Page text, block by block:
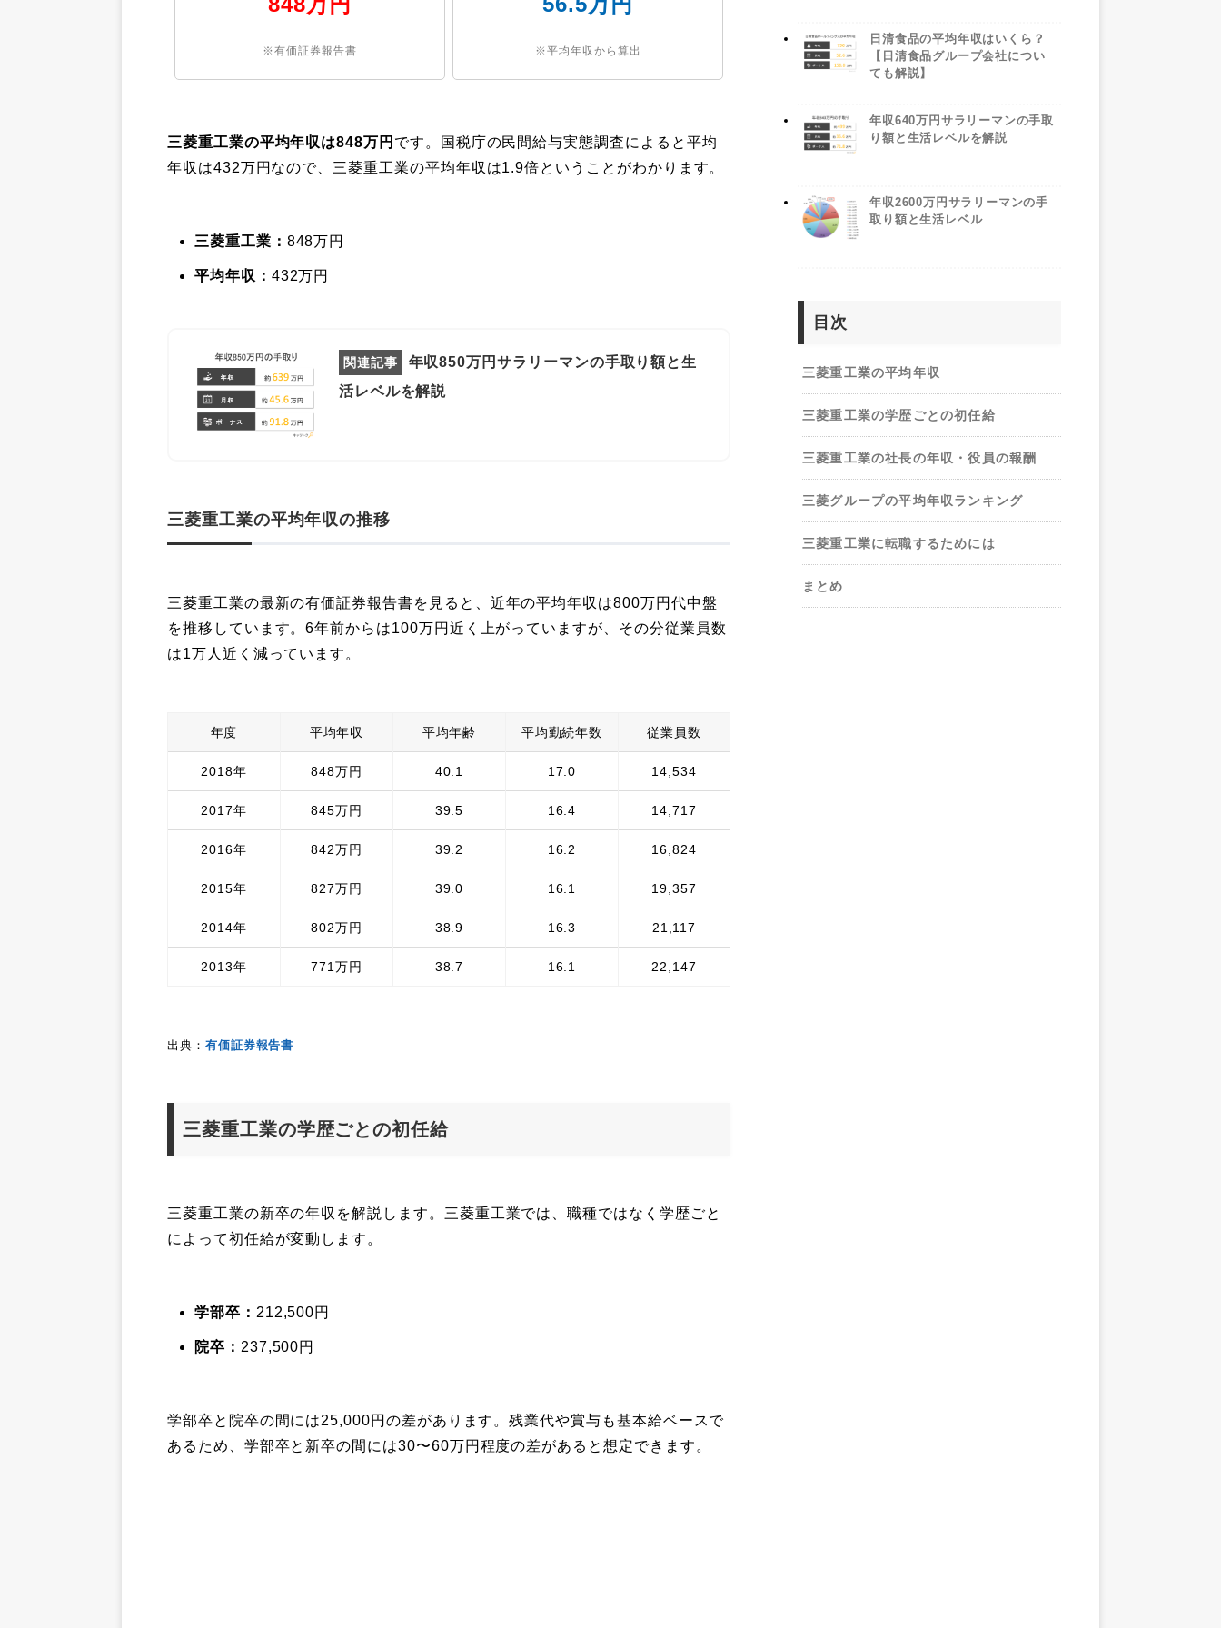
※有価証券報告書 ※平均年収から算出
三菱重工業の平均年収は848万円 です。国税庁の民間給与実態調査によると平均
年収は432万円なので、三菱重工業の平均年収は1.9倍ということがわかります。
三菱重工業： 848万円
平均年収： 432万円
年収850万円サラリーマンの手取り額と生
活レベルを解説
三菱重工業の平均年収の推移
三菱重工業の最新の有価証券報告書を見ると、近年の平均年収は800万円代中盤
を推移しています。6年前からは100万円近く上がっていますが、その分従業員数
は1万人近く減っています。
年度 平均年収 平均年齢 平均勤続年数 従業員数
2018年 848万円 40.1 17.0 14,534
2017年 845万円 39.5 16.4 14,717
2016年 842万円 39.2 16.2 16,824
2015年 827万円 39.0 16.1 19,357
2014年 802万円 38.9 16.3 21,117
2013年 771万円 38.7 16.1 22,147
出典： 有価証券報告書
三菱重工業の学歴ごとの初任給
三菱重工業の新卒の年収を解説します。三菱重工業では、職種ではなく学歴ごと
によって初任給が変動します。
学部卒： 212,500円
院卒： 237,500円
学部卒と院卒の間には25,000円の差があります。残業代や賞与も基本給ベースで
あるため、学部卒と新卒の間には30〜60万円程度の差があると想定できます。
日清食品の平均年収はいくら？
【日清食品グループ会社につい
ても解説】
年収640万円サラリーマンの手取
り額と生活レベルを解説
年収2600万円サラリーマンの手
取り額と生活レベル
目次
三菱重工業の平均年収
三菱重工業の学歴ごとの初任給
三菱重工業の社長の年収・役員の報酬
三菱グループの平均年収ランキング
三菱重工業に転職するためには
まとめ